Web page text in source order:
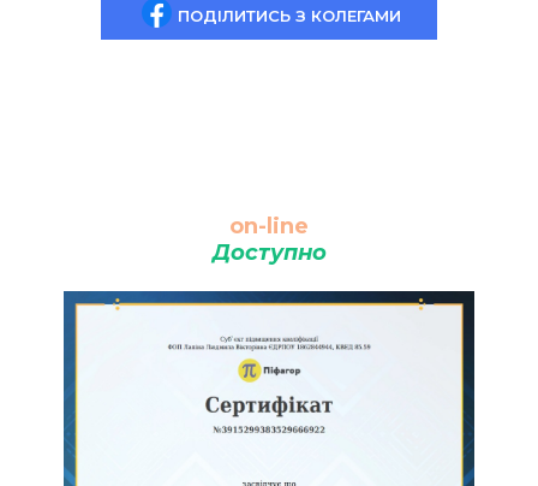
ПОДІЛИТИСЬ З КОЛЕГАМИ
on-line
Доступно